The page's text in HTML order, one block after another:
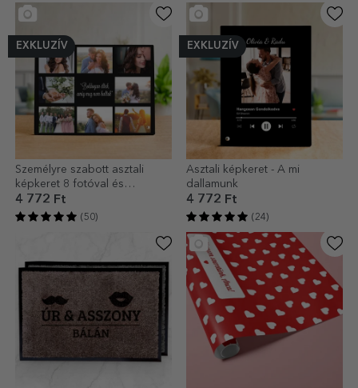
EXKLUZÍV
Személyre szabott asztali
képkeret 8 fotóval és
szöveggel – Boldogan éltek,
míg meg nem haltak
4 772 Ft
(50)
EXKLUZÍV
Asztali képkeret - A mi
dallamunk
4 772 Ft
(24)